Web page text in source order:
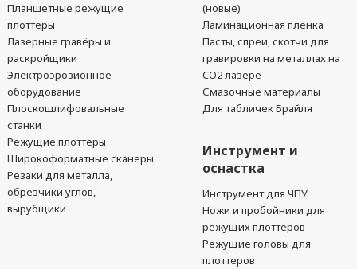
Планшетные режущие
плоттеры
Лазерные гравёры и
раскройщики
Электроэрозионное
оборудование
Плоскошлифовальные
станки
Режущие плоттеры
Широкоформатные сканеры
Резаки для металла,
обрезчики углов,
вырубщики
(новые)
Ламинационная пленка
Пасты, спреи, скотчи для
гравировки на металлах на
CO2 лазере
Смазочные материалы
Для табличек Брайля
Инструмент и
оснастка
Инструмент для ЧПУ
Ножи и пробойники для
режущих плоттеров
Режущие головы для
плоттеров